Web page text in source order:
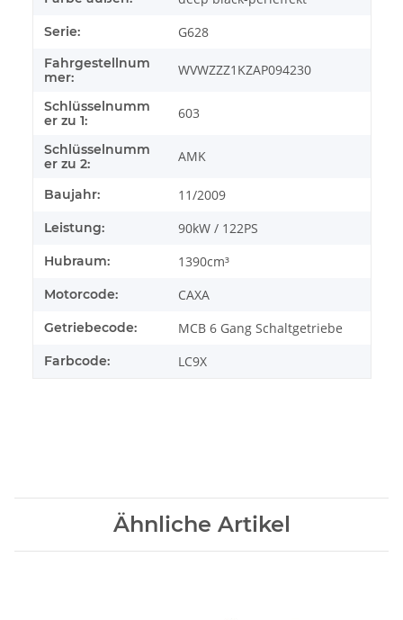
Serie: G628
Fahrgestellnum
mer:
WVWZZZ1KZAP094230
Schlüsselnumm
er zu 1:
603
Schlüsselnumm
er zu 2:
AMK
Baujahr: 11/2009
Leistung: 90kW / 122PS
Hubraum: 1390cm³
Motorcode: CAXA
Getriebecode: MCB 6 Gang Schaltgetriebe
Farbcode: LC9X
Ähnliche Artikel